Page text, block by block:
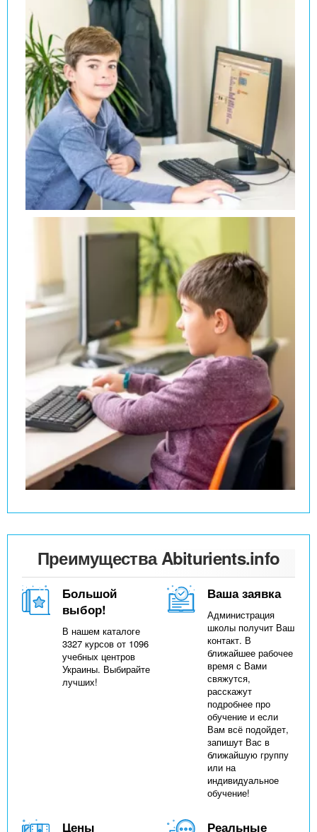
Преимущества Abiturients.info
Большой
выбор!
В нашем каталоге
3327 курсов от 1096
учебных центров
Украины. Выбирайте
лучших!
Ваша заявка
Администрация
школы получит Ваш
контакт. В
ближайшее рабочее
время с Вами
свяжутся,
расскажут
подробнее про
обучение и если
Вам всё подойдет,
запишут Вас в
ближайшую группу
или на
индивидуальное
обучение!
Цены
Реальные